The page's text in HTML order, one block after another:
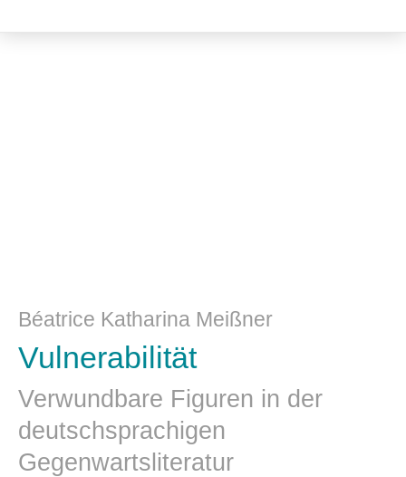
Béatrice Katharina Meißner
Vulnerabilität
Verwundbare Figuren in der
deutschsprachigen
Gegenwartsliteratur